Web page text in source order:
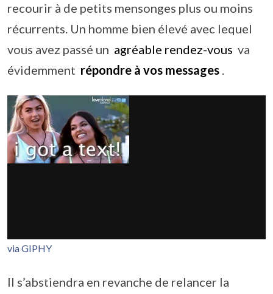
recourir à de petits mensonges plus ou moins
récurrents. Un homme bien élevé avec lequel
vous avez passé un agréable rendez-vous va
évidemment répondre à vos messages .
via GIPHY
Il s’abstiendra en revanche de relancer la